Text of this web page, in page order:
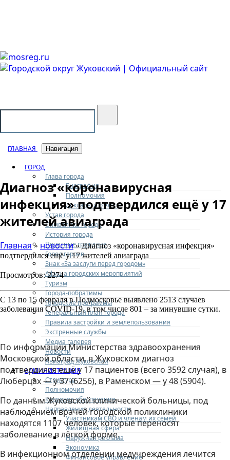
ГЛАВНАЯ Навигация
ГОРОД
Глава города
Биография
Полномочия
Доклады и отчеты
Устав города
Символика города
История города
Почетные граждане
Город героев
Знак «За заслуги перед городом»
Афиша городских мероприятий
Туризм
Города-побратимы
Городские программы
Генеральный план города
Правила застройки и землепользования
Экстренные службы
Медиа галерея
Новости
Авиаград Жуковский
АДМИНИСТРАЦИЯ
Структура
Полномочия
Кадровое обеспечение
Направления деятельности
Участникам СВО и членам их семей
Жилищная сфера
Наружная реклама
Экономика
Финансовое управление
Диагноз «коронавирусная
инфекция» подтвердился ещё у 17
жителей авиаграда
Главная» новости» Диагноз «коронавирусная инфекция»
подтвердился ещё у 17 жителей авиаграда
Просмотров: 2274
С 13 по 15 февраля в Подмосковье выявлено 2513 случаев
заболевания COVID-19, в том числе 801 – за минувшие сутки.
По информации Министерства здравоохранения
Московской области, в Жуковском диагноз
подтвердился ещё у 17 пациентов (всего 3592 случая), в
Люберцах — у 37 (6256), в Раменском — у 48 (5904).
По данным Жуковской клинической больницы, под
наблюдением врачей городской поликлиники
находятся 1107 человек, которые переносят
заболевание в лёгкой форме.
В инфекционном отделении медучреждения лечится